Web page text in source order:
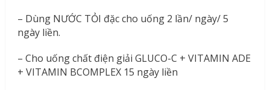
– Dùng NƯỚC TỎI đặc cho uống 2 lần/ ngày/ 5
ngày liền.
– Cho uống chất điện giải GLUCO-C + VITAMIN ADE
+ VITAMIN BCOMPLEX 15 ngày liền